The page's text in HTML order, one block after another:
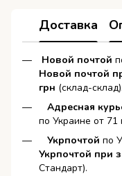
Доставка
Новой почтой
Новой почтой
грн (склад-склад).
Адресная
по Украине от 71
Укрпочтой по
Укрпочтой при
Стандарт).